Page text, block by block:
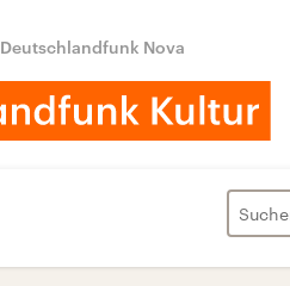
Deutschlandfunk Nova